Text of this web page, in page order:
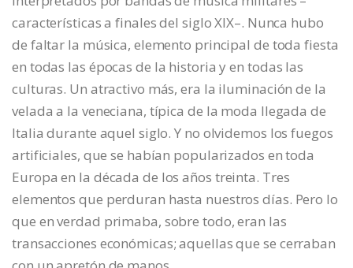
características a finales del siglo XIX–. Nunca hubo
de faltar la música, elemento principal de toda fiesta
en todas las épocas de la historia y en todas las
culturas. Un atractivo más, era la iluminación de la
velada a la veneciana, típica de la moda llegada de
Italia durante aquel siglo. Y no olvidemos los fuegos
artificiales, que se habían popularizados en toda
Europa en la década de los años treinta. Tres
elementos que perduran hasta nuestros días. Pero lo
que en verdad primaba, sobre todo, eran las
transacciones económicas; aquellas que se cerraban